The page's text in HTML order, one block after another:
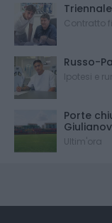
Contratto
Russo-
Ipotesi e
Porte
Ultim'ora